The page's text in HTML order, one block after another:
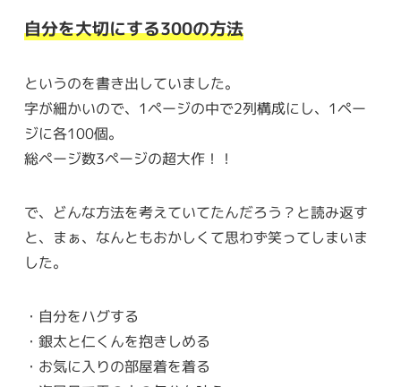
自分を大切にする300の方法
というのを書き出していました。
字が細かいので、1ページの中で2列構成にし、1ペー
ジに各100個。
総ページ数3ページの超大作！！
で、どんな方法を考えていてたんだろう？と読み返す
と、まぁ、なんともおかしくて思わず笑ってしまいま
した。
・自分をハグする
・銀太と仁くんを抱きしめる
・お気に入りの部屋着を着る